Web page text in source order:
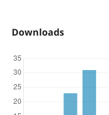
Downloads